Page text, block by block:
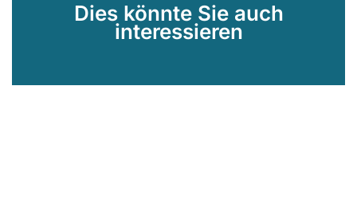
Dies könnte Sie auch
interessieren